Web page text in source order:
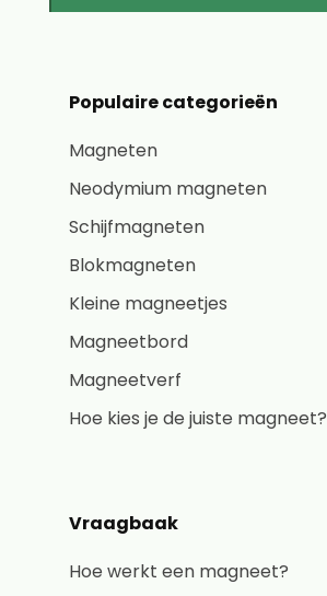
Populaire categorieën
Magneten
Neodymium magneten
Schijfmagneten
Blokmagneten
Kleine magneetjes
Magneetbord
Magneetverf
Hoe kies je de juiste magneet?
Vraagbaak
Hoe werkt een magneet?